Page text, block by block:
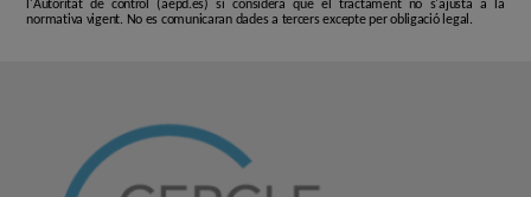
l'Autoritat de control (aepd.es) si considera que el tractament no s'ajusta a la
normativa vigent. No es comunicaran dades a tercers excepte per obligació legal.